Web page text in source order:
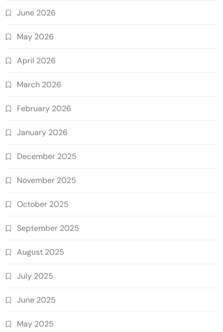
June 2026
May 2026
April 2026
March 2026
February 2026
January 2026
December 2025
November 2025
October 2025
September 2025
August 2025
July 2025
June 2025
May 2025